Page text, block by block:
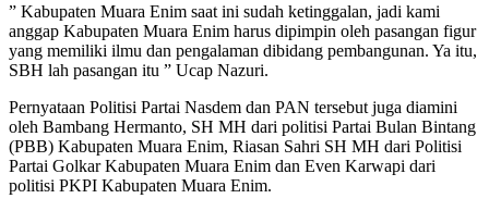
” Kabupaten Muara Enim saat ini sudah ketinggalan, jadi kami
anggap Kabupaten Muara Enim harus dipimpin oleh pasangan figur
yang memiliki ilmu dan pengalaman dibidang pembangunan. Ya itu,
SBH lah pasangan itu ” Ucap Nazuri.
Pernyataan Politisi Partai Nasdem dan PAN tersebut juga diamini
oleh Bambang Hermanto, SH MH dari politisi Partai Bulan Bintang
(PBB) Kabupaten Muara Enim, Riasan Sahri SH MH dari Politisi
Partai Golkar Kabupaten Muara Enim dan Even Karwapi dari
politisi PKPI Kabupaten Muara Enim.